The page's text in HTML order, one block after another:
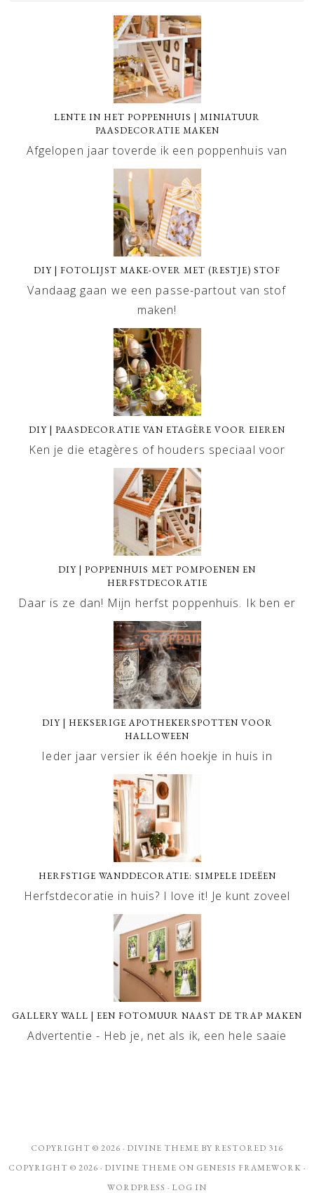
LENTE IN HET POPPENHUIS | MINIATUUR
PAASDECORATIE MAKEN
Afgelopen jaar toverde ik een poppenhuis van
DIY | FOTOLIJST MAKE-OVER MET (RESTJE) STOF
Vandaag gaan we een passe-partout van stof
maken!
DIY | PAASDECORATIE VAN ETAGÈRE VOOR EIEREN
Ken je die etagères of houders speciaal voor
DIY | POPPENHUIS MET POMPOENEN EN
HERFSTDECORATIE
Daar is ze dan! Mijn herfst poppenhuis. Ik ben er
DIY | HEKSERIGE APOTHEKERSPOTTEN VOOR
HALLOWEEN
Ieder jaar versier ik één hoekje in huis in
HERFSTIGE WANDDECORATIE: SIMPELE IDEËEN
Herfstdecoratie in huis? I love it! Je kunt zoveel
GALLERY WALL | EEN FOTOMUUR NAAST DE TRAP MAKEN
Advertentie - Heb je, net als ik, een hele saaie
COPYRIGHT © 2026 · DIVINE THEME BY RESTORED 316
COPYRIGHT © 2026 · DIVINE THEME ON GENESIS FRAMEWORK ·
WORDPRESS · LOG IN